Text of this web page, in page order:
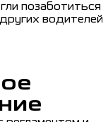
позаботиться
водителей